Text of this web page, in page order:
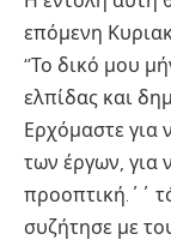
επόμενη
‘’Το δικό μου
ελπίδας και
Ερχόμαστε για
των έργων, για
προοπτική.΄΄
συζήτησε με